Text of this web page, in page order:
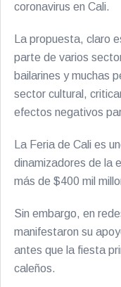
coronavirus en Cali.
La propuesta, claro
parte de varios
bailarines y muchas
sector cultural,
efectos negativos
La Feria de Cali es
dinamizadores de la
más de $400 mil
Sin embargo, en
manifestaron su
antes que la fiesta
caleños.